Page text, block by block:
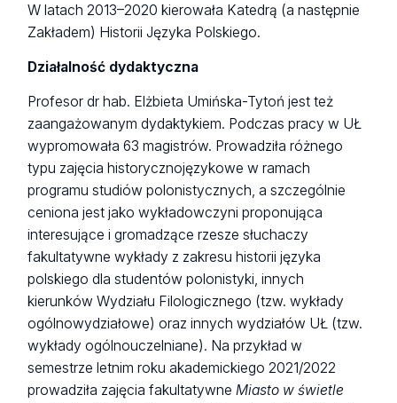
W latach 2013–2020 kierowała Katedrą (a następnie
Zakładem) Historii Języka Polskiego.
Działalność dydaktyczna
Profesor dr hab. Elżbieta Umińska-Tytoń jest też
zaangażowanym dydaktykiem. Podczas pracy w UŁ
wypromowała 63 magistrów. Prowadziła różnego
typu zajęcia historycznojęzykowe w ramach
programu studiów polonistycznych, a szczególnie
ceniona jest jako wykładowczyni proponująca
interesujące i gromadzące rzesze słuchaczy
fakultatywne wykłady z zakresu historii języka
polskiego dla studentów polonistyki, innych
kierunków Wydziału Filologicznego (tzw. wykłady
ogólnowydziałowe) oraz innych wydziałów UŁ (tzw.
wykłady ogólnouczelniane). Na przykład w
semestrze letnim roku akademickiego 2021/2022
prowadziła zajęcia fakultatywneMiasto w świetle